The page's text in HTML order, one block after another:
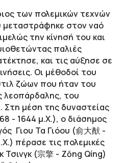
των πολεμικών τεχνών
μεταστράφηκε στον ναό
την κίνησή του και
παλιές
και τις αύξησε σε
Οι μέθοδοί του
ζώων που ήταν του
λεοπάρδαλης, του
Στη μέση της δυναστείας
- 1644 μ.Χ.), ο διάσημος
Γιου Τα Γιόου (俞大猷 -
πέρασε τις πολεμικές
Τσινγκ (宗擎 - Zōng Qíng)